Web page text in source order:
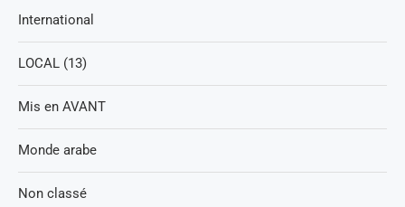
International
LOCAL (13)
Mis en AVANT
Monde arabe
Non classé